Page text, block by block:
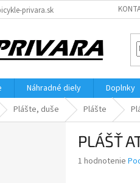
privara.sk
Náhradné diely Doplnky
Plášte, duše Plášte
PLÁŠŤ
Priemerné
1 hodnotenie